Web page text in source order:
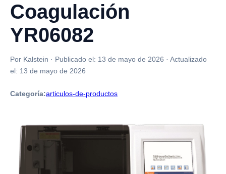
Coagulación
YR06082
Por Kalstein · Publicado el: 13 de mayo de 2026 · Actualizado
el: 13 de mayo de 2026
Categoría:articulos-de-productos